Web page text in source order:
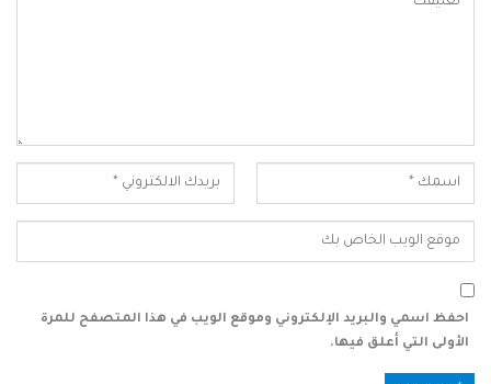
احفظ اسمي والبريد الإلكتروني وموقع الويب في هذا المتصفح للمرة
الأولى التي أعلق فيها.